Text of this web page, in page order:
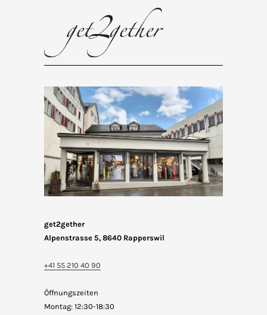
get2gether
Alpenstrasse 5, 8640 Rapperswil
+41 55 210 40 90
Öffnungszeiten
Montag: 12:30-18:30